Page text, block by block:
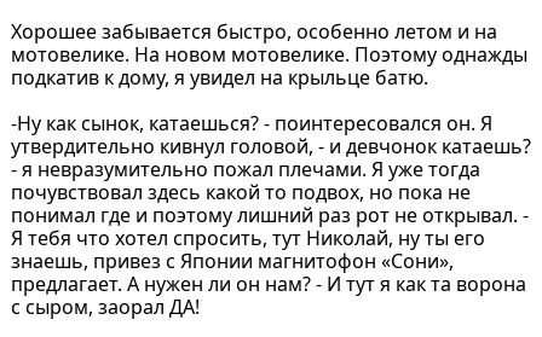
Хорошее забывается быстро, особенно летом и на
мотовелике. На новом мотовелике. Поэтому однажды
подкатив к дому, я увидел на крыльце батю.
-Ну как сынок, катаешься? - поинтересовался он. Я
утвердительно кивнул головой, - и девчонок катаешь?
- я невразумительно пожал плечами. Я уже тогда
почувствовал здесь какой то подвох, но пока не
понимал где и поэтому лишний раз рот не открывал. -
Я тебя что хотел спросить, тут Николай, ну ты его
знаешь, привез с Японии магнитофон «Сони»,
предлагает. А нужен ли он нам? - И тут я как та ворона
с сыром, заорал ДА!